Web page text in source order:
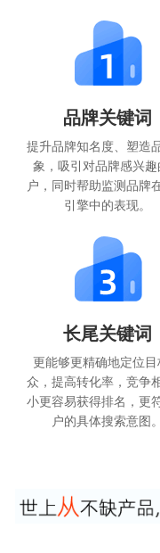
品牌关键词
提升品牌知名度、塑造
象，吸引对品牌感兴趣
户，同时帮助监测品牌
引擎中的表现。
长尾关键词
更能够更精确地定位目
众，提高转化率，竞争
小更容易获得排名，更
户的具体搜索意图。